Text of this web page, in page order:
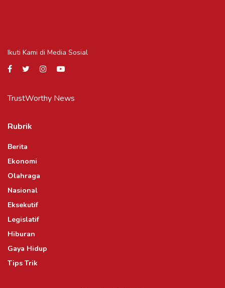
Ikuti Kami di Media Sosial
TrustWorthy News
Rubrik
Berita
Ekonomi
Olahraga
Nasional
Eksekutif
Legislatif
Hiburan
Gaya Hidup
Tips Trik